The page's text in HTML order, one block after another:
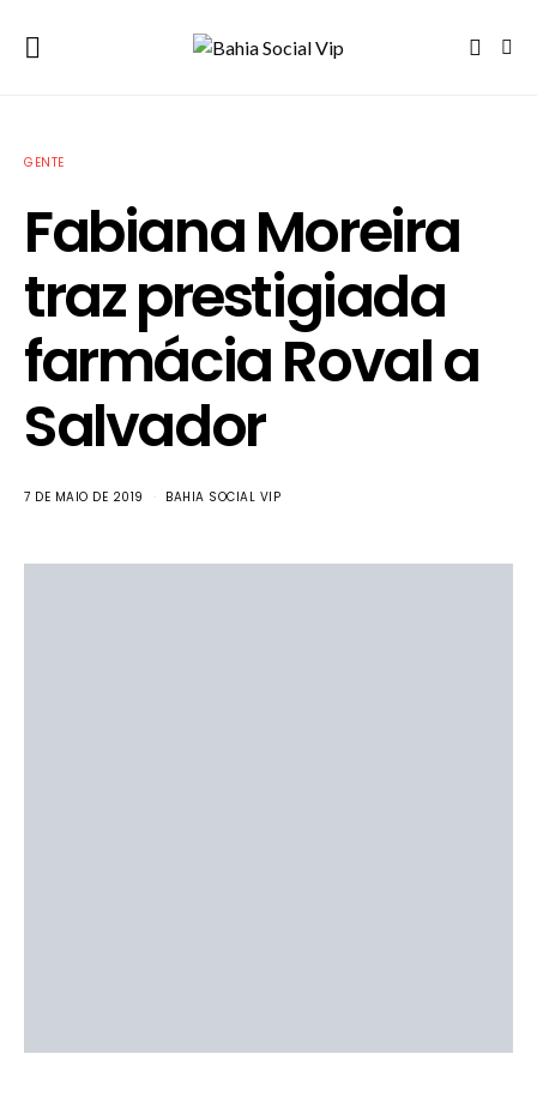
GENTE
Fabiana Moreira
traz prestigiada
farmácia Roval a
Salvador
7 DE MAIO DE 2019 BAHIA SOCIAL VIP